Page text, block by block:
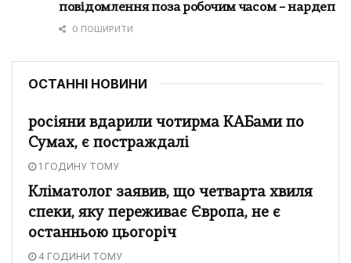
повідомлення поза робочим часом – нардеп
0 ПОШИРИТИ
ОСТАННІ НОВИНИ
росіяни вдарили чотирма КАБами по
Сумах, є постраждалі
1 ГОДИНУ ТОМУ
Кліматолог заявив, що четварта хвиля
спеки, яку переживає Європа, не є
останньою цьогоріч
4 ГОДИНИ ТОМУ